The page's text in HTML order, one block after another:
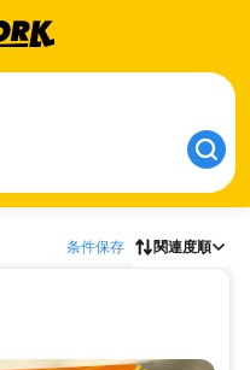
条件保存 関連度順